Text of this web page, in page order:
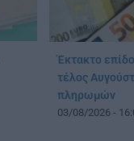
Έκτακτο
τέλος
πληρωμών
03/08/2026 -